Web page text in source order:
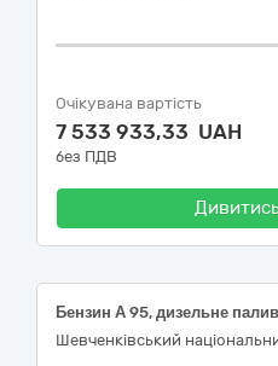
Очікувана вартість
7 533 933,33 UAH
без ПДВ
Шевченківський